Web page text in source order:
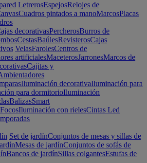
LetrerosEspejosRelojes de
Cuadros pintados a manoMarcosPlacas
decorativasPercherosBurros de
CestasBaúlesRevisterosCajas
VelasFarolesCentros de
artificialesMaceterosJarronesMarcos de
Cajitas y
Iluminación decorativaIluminación para
para dormitorioIluminación
BalizasSmart
FocosIluminación con rielesCintas Led
Set de jardínConjuntos de mesas y sillas de
Mesas de jardínConjuntos de sofás de
Bancos de jardínSillas colgantesEstufas de